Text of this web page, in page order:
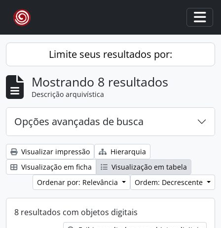
Skip to main content
Limite seus resultados por:
Mostrando 8 resultados
Descrição arquivística
Opções avançadas de busca
Visualizar impressão
Hierarquia
Visualização em ficha
Visualização em tabela
Ordenar por: Relevância
Ordem: Decrescente
8 resultados com objetos digitais